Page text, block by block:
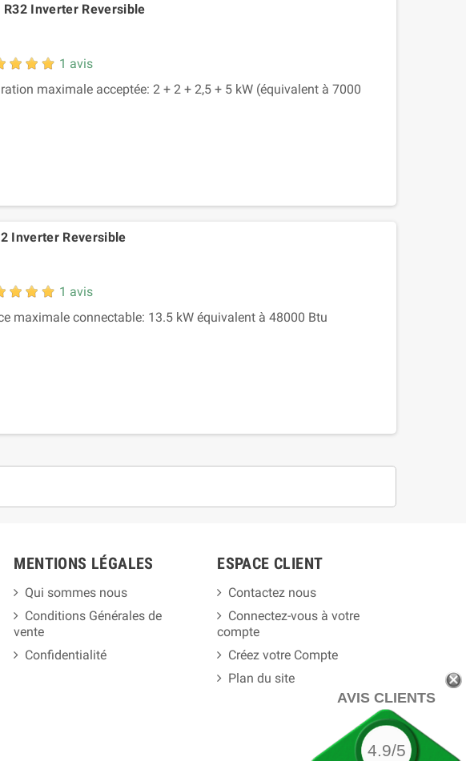
Inverter Reversible
1 avis
maximale acceptée: 2 + 2 + 2,5 + 5 kW (équivalent à 7000
Inverter Reversible
1 avis
maximale connectable: 13.5 kW équivalent à 48000 Btu
MENTIONS LÉGALES
Qui sommes nous
Conditions Générales de
vente
Confidentialité
ESPACE CLIENT
Contactez nous
Connectez-vous à votre
compte
Créez votre Compte
Plan du site
AVIS CLIENTS
4.9/5